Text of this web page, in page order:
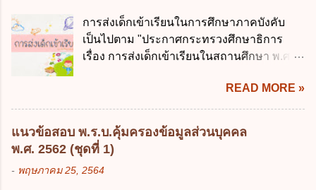
ปานกลางที่คณะรัฐมนตรีเห็นชอบแล้วไปใช้
ประกอบการพิจารณาในเรื่องต่อไปนี้ ยกเว้น
ข้อใด ก. การจัดเก็บหรือหารายได้ ข. การ
ดังต่อไปนี้ ยกเว้น ข้อใด ก. ให้มีการใช้ระบบ
ดิจิทัลอย่างคุ้มค่าและเต็มศักยภาพ ข. พัฒนา
โครงสร้างพื้นฐานด้านดิจิทัลที่จำเป็นให้เป็นไป
เครือข่ายดิจิทัล ง. เพิ่มประสิทธิภาคในการใช้
จ่ายงบประมาณให้เกิดความคุ้มค่าและเป็นไป
ตามเป้าหมาย ข้อ 3 ข้อใดกล่าวได้ถูกต้องที่สุด
เกี่ยวกับ "แผนพัฒนารัฐบาลดิจิทัล" ก. เป็นธร
การส่งเด็กเข้าเรียนในการศึกษาภาคบังคับ
เป็นไปตาม "ประกาศกระทรวงศึกษาธิการ
เรื่อง การส่งเด็กเข้าเรียนในสถานศึกษา พ.ศ.
เรื่อง หลักเกณฑ์และวิธีการปฏิบัติสำหรับผู้ที่
มิใช่ผู้ปกครองซึ่งมีเด็กที่มีอายุในเกณฑ์การ
ศึกษาภาคบังคับอาศัยอยู่" ออกตามความใน
พระราชบัญญัติการศึกษาภาคบังคับ พ.ศ.
2545 ซึ่งเป็นกฎหมายที่มีโทษทางอาญา โดย
มีสาระสำคัญดังนี้ 1. คำว่า "เด็ก" หมายถึง เด็ก
READ MORE »
แนวข้อสอบ พ.ร.บ.คุ้มครองข้อมูลส่วนบุคคล
พ.ศ. 2562 (ชุดที่ 1)
- พฤษภาคม 25, 2564